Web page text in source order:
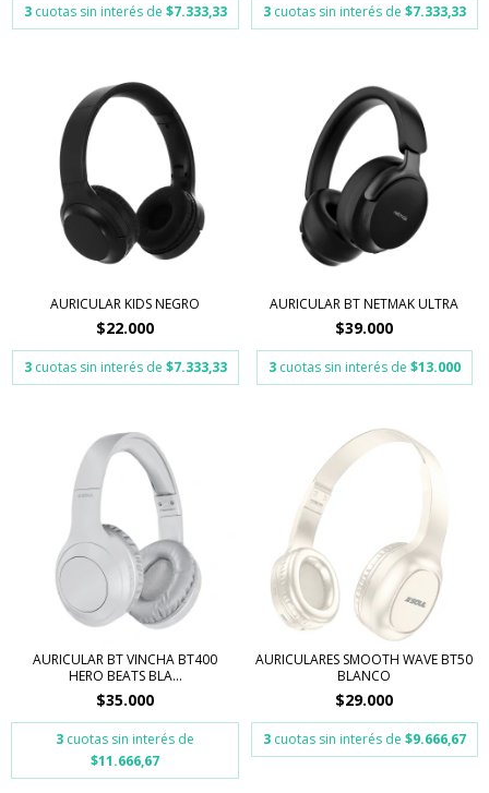
3 cuotas sin interés de $7.333,33 3 cuotas sin interés de $7.333,33
AURICULAR KIDS NEGRO
$22.000
3 cuotas sin interés de $7.333,33
AURICULAR BT NETMAK ULTRA
$39.000
3 cuotas sin interés de $13.000
AURICULAR BT VINCHA BT400
HERO BEATS BLA...
$35.000
3 cuotas sin interés de
$11.666,67
AURICULARES SMOOTH WAVE BT50
BLANCO
$29.000
3 cuotas sin interés de $9.666,67